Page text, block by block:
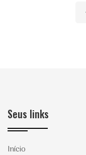
Seus links
Início